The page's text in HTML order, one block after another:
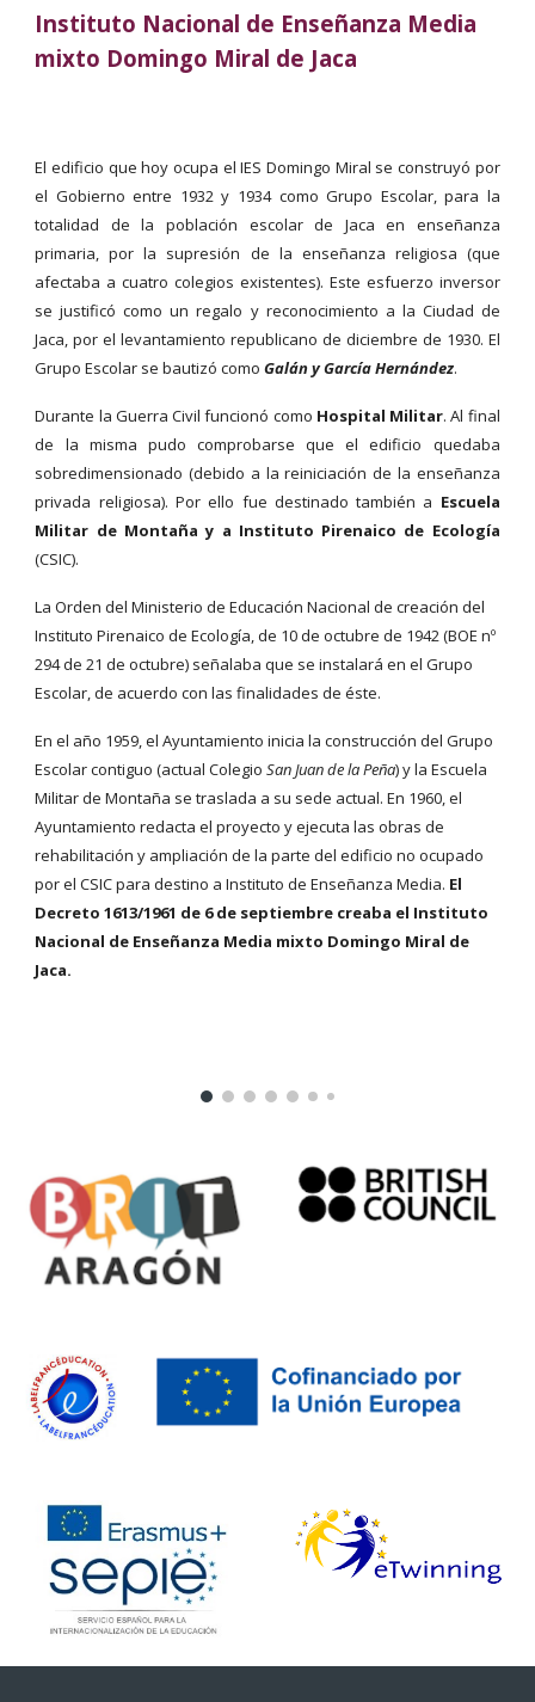
Instituto Nacional de Enseñanza Media
mixto Domingo Miral de Jaca
El edificio que hoy ocupa el IES Domingo Miral se construyó por
el Gobierno entre 1932 y 1934 como Grupo Escolar, para la
totalidad de la población escolar de Jaca en enseñanza
primaria, por la supresión de la enseñanza religiosa (que
afectaba a cuatro colegios existentes). Este esfuerzo inversor
se justificó como un regalo y reconocimiento a la Ciudad de
Jaca, por el levantamiento republicano de diciembre de 1930. El
Grupo Escolar se bautizó comoGalán y García Hernández.
Durante la Guerra Civil funcionó como Hospital Militar. Al final
de la misma pudo comprobarse que el edificio quedaba
sobredimensionado (debido a la reiniciación de la enseñanza
privada religiosa). Por ello fue destinado también a Escuela
Militar de Montaña y a Instituto Pirenaico de Ecología
(CSIC).
La Orden del Ministerio de Educación Nacional de creación del
Instituto Pirenaico de Ecología, de 10 de octubre de 1942 (BOE nº
294 de 21 de octubre) señalaba que se instalará en el Grupo
Escolar, de acuerdo con las finalidades de éste.
En el año 1959, el Ayuntamiento inicia la construcción del Grupo
Escolar contiguo (actual ColegioSan Juan de la Peña) y la Escuela
Militar de Montaña se traslada a su sede actual. En 1960, el
Ayuntamiento redacta el proyecto y ejecuta las obras de
rehabilitación y ampliación de la parte del edificio no ocupado
por el CSIC para destino a Instituto de Enseñanza Media. El
Decreto 1613/1961 de 6 de septiembre creaba el Instituto
Nacional de Enseñanza Media mixto Domingo Miral de
Jaca.